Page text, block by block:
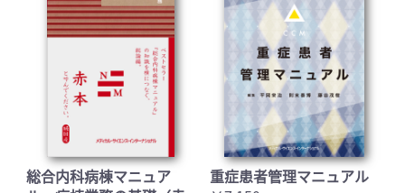
総合内科病棟マニュア
重症患者管理マニュアル